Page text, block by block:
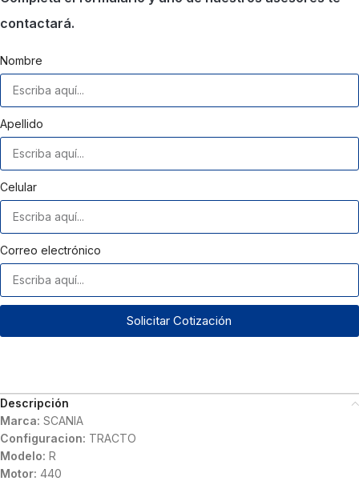
contactará.
Nombre
Apellido
Celular
Correo electrónico
Solicitar Cotización
Descripción
Marca: SCANIA
Configuracion: TRACTO
Modelo: R
Motor: 440